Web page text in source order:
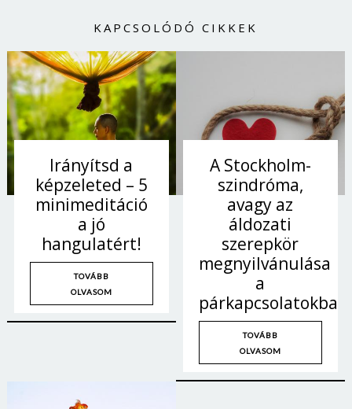
KAPCSOLÓDÓ CIKKEK
Irányítsd a
képzeleted – 5
minimeditáció
a jó
hangulatért!
TOVÁBB
OLVASOM
A Stockholm-
szindróma,
avagy az
áldozati
szerepkör
megnyilvánulása
a
párkapcsolatokban
TOVÁBB
OLVASOM